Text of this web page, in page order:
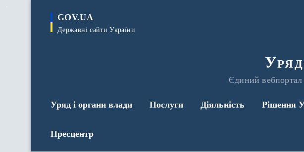
GOV.UA
Державні сайти України
Єдиний вебпортал
Уряд і органи влади Послуги Діяльність Рішення
Пресцентр